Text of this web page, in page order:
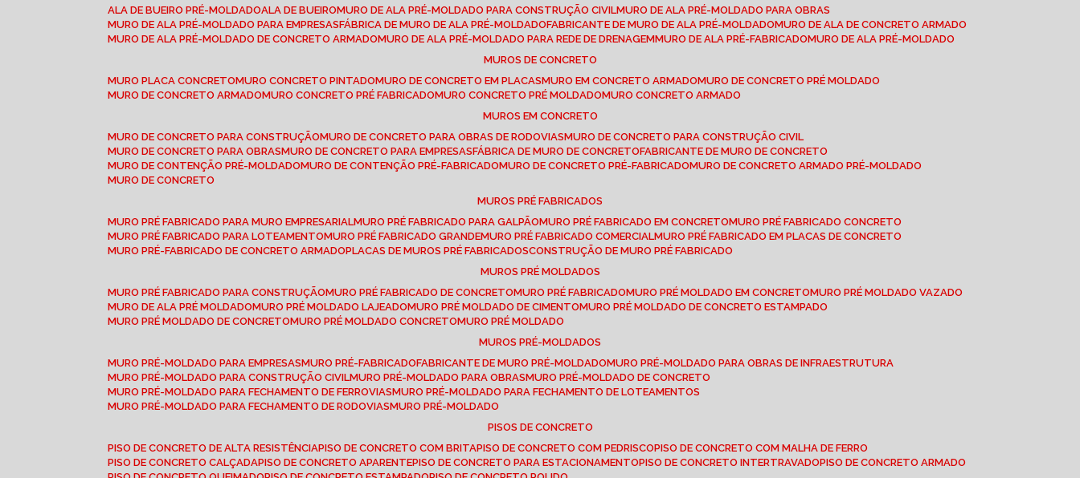
ALA DE BUEIRO PRÉ-MOLDADO ALA DE BUEIRO MURO DE ALA PRÉ-MOLDADO PARA CONSTRUÇÃO CIVIL
MURO DE ALA PRÉ-MOLDADO PARA OBRAS
MURO DE ALA PRÉ-MOLDADO PARA EMPRESAS FÁBRICA DE MURO DE ALA PRÉ-MOLDADO FABRICANTE DE MURO DE ALA PRÉ-MOLDADO
MURO DE ALA DE CONCRETO ARMADO
MURO DE ALA PRÉ-MOLDADO DE CONCRETO ARMADO
MURO DE ALA PRÉ-MOLDADO PARA REDE DE DRENAGEM MURO DE ALA PRÉ-FABRICADO
MURO DE ALA PRÉ-MOLDADO
MUROS DE CONCRETO
MURO PLACA CONCRETO
MURO CONCRETO PINTADO MURO DE CONCRETO EM PLACAS MURO EM CONCRETO ARMADO
MURO DE CONCRETO PRÉ MOLDADO
MURO DE CONCRETO ARMADO
MURO CONCRETO PRÉ FABRICADO MURO CONCRETO PRÉ MOLDADO
MURO CONCRETO ARMADO
MUROS EM CONCRETO
MURO DE CONCRETO PARA CONSTRUÇÃO
MURO DE CONCRETO PARA OBRAS DE RODOVIAS
MURO DE CONCRETO PARA CONSTRUÇÃO CIVIL
MURO DE CONCRETO PARA OBRAS
MURO DE CONCRETO PARA EMPRESAS FÁBRICA DE MURO DE CONCRETO FABRICANTE DE MURO DE CONCRETO
MURO DE CONTENÇÃO PRÉ-MOLDADO
MURO DE CONTENÇÃO PRÉ-FABRICADO MURO DE CONCRETO PRÉ-FABRICADO
MURO DE CONCRETO ARMADO PRÉ-MOLDADO
MURO DE CONCRETO
MUROS PRÉ FABRICADOS
MURO PRÉ FABRICADO PARA MURO EMPRESARIAL
MURO PRÉ FABRICADO PARA GALPÃO MURO PRÉ FABRICADO EM CONCRETO
MURO PRÉ FABRICADO CONCRETO
MURO PRÉ FABRICADO PARA LOTEAMENTO
MURO PRÉ FABRICADO GRANDE MURO PRÉ FABRICADO COMERCIAL
MURO PRÉ FABRICADO EM PLACAS DE CONCRETO
MURO PRÉ-FABRICADO DE CONCRETO ARMADO PLACAS DE MUROS PRÉ FABRICADOS CONSTRUÇÃO DE MURO PRÉ FABRICADO
MUROS PRÉ MOLDADOS
MURO PRÉ FABRICADO PARA CONSTRUÇÃO
MURO PRÉ FABRICADO DE CONCRETO MURO PRÉ FABRICADO MURO PRÉ MOLDADO EM CONCRETO
MURO PRÉ MOLDADO VAZADO
MURO DE ALA PRÉ MOLDADO
MURO PRÉ MOLDADO LAJEADO MURO PRÉ MOLDADO DE CIMENTO
MURO PRÉ MOLDADO DE CONCRETO ESTAMPADO
MURO PRÉ MOLDADO DE CONCRETO
MURO PRÉ MOLDADO CONCRETO
MURO PRÉ MOLDADO
MUROS PRÉ-MOLDADOS
MURO PRÉ-MOLDADO PARA EMPRESAS
MURO PRÉ-FABRICADO FABRICANTE DE MURO PRÉ-MOLDADO
MURO PRÉ-MOLDADO PARA OBRAS DE INFRAESTRUTURA
MURO PRÉ-MOLDADO PARA CONSTRUÇÃO CIVIL
MURO PRÉ-MOLDADO PARA OBRAS
MURO PRÉ-MOLDADO DE CONCRETO
MURO PRÉ-MOLDADO PARA FECHAMENTO DE FERROVIAS
MURO PRÉ-MOLDADO PARA FECHAMENTO DE LOTEAMENTOS
MURO PRÉ-MOLDADO PARA FECHAMENTO DE RODOVIAS
MURO PRÉ-MOLDADO
PISOS DE CONCRETO
PISO DE CONCRETO DE ALTA RESISTÊNCIA PISO DE CONCRETO COM BRITA PISO DE CONCRETO COM PEDRISCO PISO DE CONCRETO COM MALHA DE FERRO
PISO DE CONCRETO CALÇADA PISO DE CONCRETO APARENTE PISO DE CONCRETO PARA ESTACIONAMENTO PISO DE CONCRETO INTERTRAVADO PISO DE CONCRETO ARMADO